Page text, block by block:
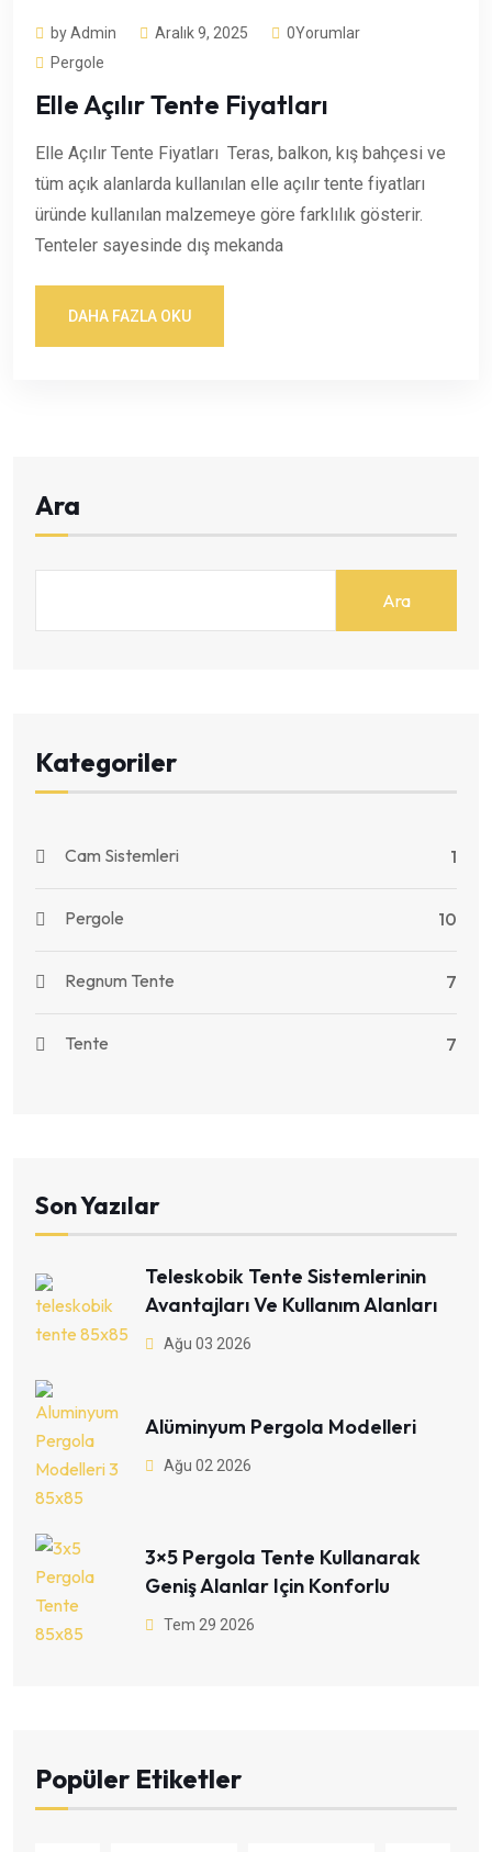
by Admin Aralık 9, 2025
0Yorumlar
Pergole
Elle Açılır Tente Fiyatları
Elle Açılır Tente Fiyatları Teras, balkon, kış bahçesi ve
tüm açık alanlarda kullanılan elle açılır tente fiyatları
üründe kullanılan malzemeye göre farklılık gösterir.
Tenteler sayesinde dış mekanda
DAHA FAZLA OKU
Ara
Ara
Kategoriler
Cam Sistemleri 1
Pergole 10
Regnum Tente 7
Tente 7
Son Yazılar
Teleskobik Tente Sistemlerinin
Avantajları Ve Kullanım Alanları
Ağu 03 2026
Alüminyum Pergola Modelleri
Ağu 02 2026
3×5 Pergola Tente Kullanarak
Geniş Alanlar Için Konforlu
Tem 29 2026
Popüler Etiketler